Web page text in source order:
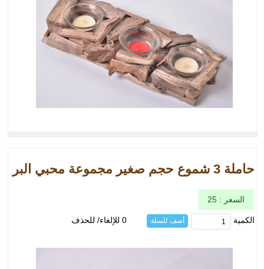
حاملة 3 شموع حجم صغير مجموعة محبي البر
السعر : 25
الكمية أضف للسلة 0 للإلغاء/ للحذف